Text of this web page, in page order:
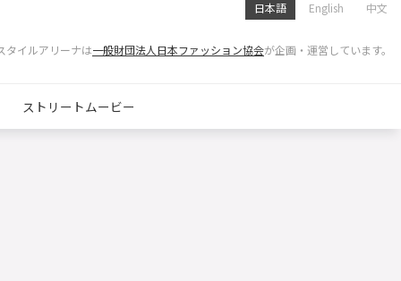
日本語 English 中文
タイルアリーナは一般財団法人日本ファッション協会が企画・運営しています。
ストリートムービー